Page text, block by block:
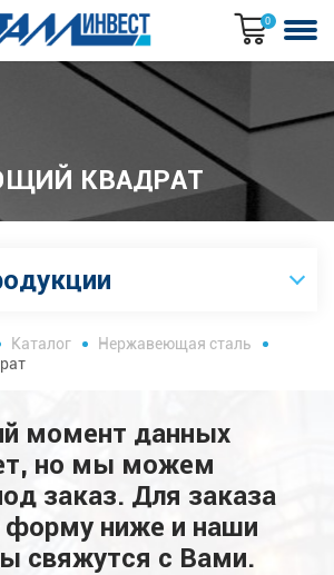
0
КВАДРАТ
Каталог
Нержавеющая сталь
момент данных
но мы можем
заказ. Для заказа
форму ниже и наши
свяжутся с Вами.